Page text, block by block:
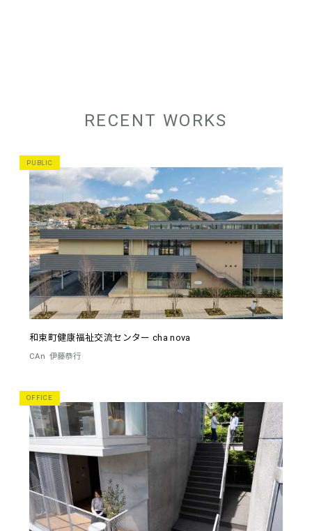
RECENT WORKS
PUBLIC
和束町健康福祉交流センター cha nova
CAn 伊藤恭行
OFFICE